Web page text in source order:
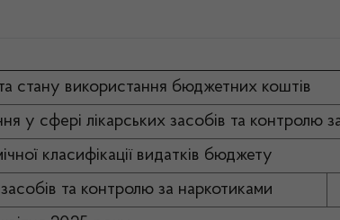
стану використання бюджетних коштів
у сфері лікарських засобів та контролю
класифікації видатків бюджету
та контролю за наркотиками